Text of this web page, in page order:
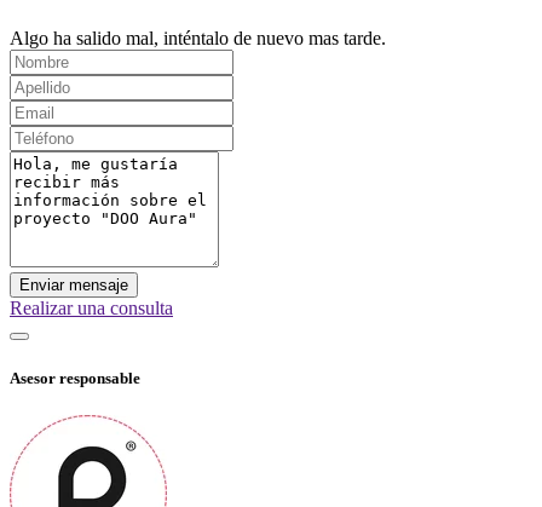
Algo ha salido mal, inténtalo de nuevo mas tarde.
Enviar mensaje
Realizar una consulta
Asesor responsable